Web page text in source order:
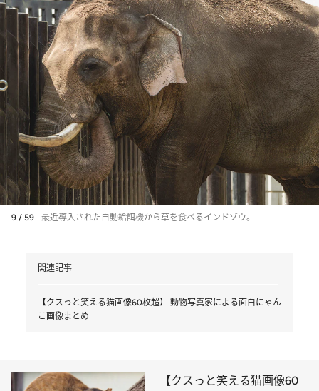
9 / 59 最近導入された自動給餌機から草を食べるインドゾウ。
関連記事
【クスっと笑える猫画像60枚超】 動物写真家による面白にゃん
こ画像まとめ
【クスっと笑える猫画像60